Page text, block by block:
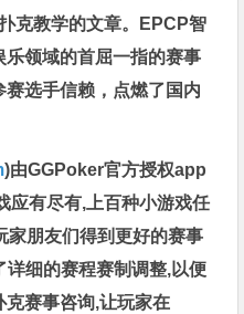
克教学的文章。EPCP智
领域的首屈一指的赛事
选手信赖，点燃了国内
)由GGPoker官方授权app
应有尽有,上百种小游戏任
家朋友们得到更好的赛事
细的赛程赛制调整,以便
赛事咨询,让玩家在